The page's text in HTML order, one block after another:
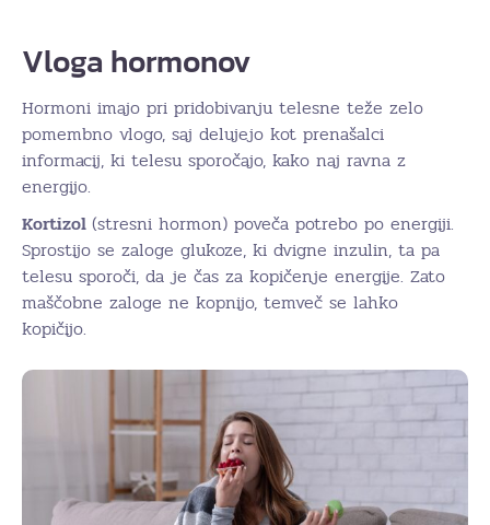
Vloga hormonov
Hormoni imajo pri pridobivanju telesne teže zelo
pomembno vlogo, saj delujejo kot prenašalci
informacij, ki telesu sporočajo, kako naj ravna z
energijo.
Kortizol (stresni hormon) poveča potrebo po energiji.
Sprostijo se zaloge glukoze, ki dvigne inzulin, ta pa
telesu sporoči, da je čas za kopičenje energije. Zato
maščobne zaloge ne kopnijo, temveč se lahko
kopičijo.